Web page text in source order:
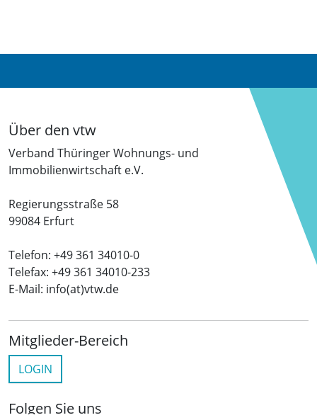
Über den vtw
Verband Thüringer Wohnungs- und
Immobilienwirtschaft e.V.
Regierungsstraße 58
99084 Erfurt
Telefon: +49 361 34010-0
Telefax: +49 361 34010-233
E-Mail: info(at)vtw.de
Mitglieder-Bereich
LOGIN
Folgen Sie uns